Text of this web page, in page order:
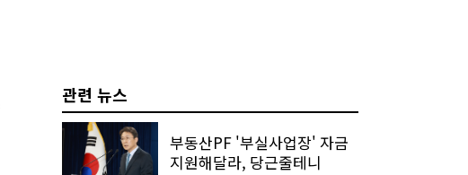
관련 뉴스
부동산PF '부실사업장' 자금
지원해달라, 당근줄테니